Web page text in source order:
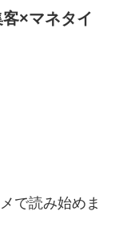
×マネタイ
で読み始めま